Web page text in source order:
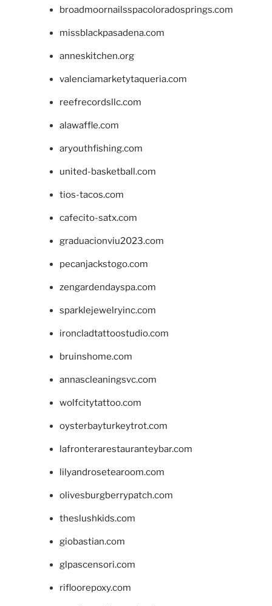
broadmoornailsspacoloradosprings.com
missblackpasadena.com
anneskitchen.org
valenciamarketytaqueria.com
reefrecordsllc.com
alawaffle.com
aryouthfishing.com
united-basketball.com
tios-tacos.com
cafecito-satx.com
graduacionviu2023.com
pecanjackstogo.com
zengardendayspa.com
sparklejewelryinc.com
ironcladtattoostudio.com
bruinshome.com
annascleaningsvc.com
wolfcitytattoo.com
oysterbayturkeytrot.com
lafronterarestauranteybar.com
lilyandrosetearoom.com
olivesburgberrypatch.com
theslushkids.com
giobastian.com
glpascensori.com
rifloorepoxy.com